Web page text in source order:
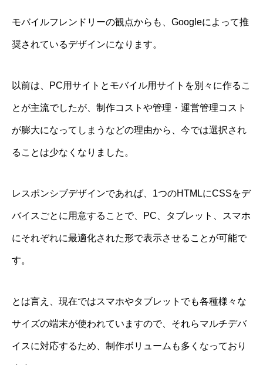
モバイルフレンドリーの観点からも、Googleによって推
奨されているデザインになります。
以前は、PC用サイトとモバイル用サイトを別々に作るこ
とが主流でしたが、制作コストや管理・運営管理コスト
が膨大になってしまうなどの理由から、今では選択され
ることは少なくなりました。
レスポンシブデザインであれば、1つのHTMLにCSSをデ
バイスごとに用意することで、PC、タブレット、スマホ
にそれぞれに最適化された形で表示させることが可能で
す。
とは言え、現在ではスマホやタブレットでも各種様々な
サイズの端末が使われていますので、それらマルチデバ
イスに対応するため、制作ボリュームも多くなっており